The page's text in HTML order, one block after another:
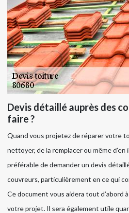
Devis détaillé auprès des
faire ?
Quand vous projetez de réparer votre
nettoyer, de la remplacer ou même
préférable de demander un devis
couvreurs, particulièrement en ce qui
Ce document vous aidera tout d’abord
votre projet. Il sera également utile